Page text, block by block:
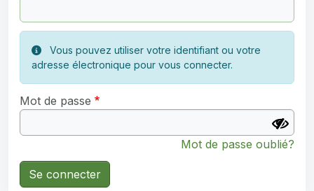
Vous pouvez utiliser votre identifiant ou votre
adresse électronique pour vous connecter.
Mot de passe
Mot de passe oublié?
Se connecter